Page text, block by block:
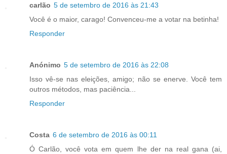
carlão 5 de setembro de 2016 às 21:43
Você é o maior, carago! Convenceu-me a votar na betinha!
Responder
Anónimo 5 de setembro de 2016 às 22:08
Isso vê-se nas eleições, amigo; não se enerve. Você tem
outros métodos, mas paciência...
Responder
Costa 6 de setembro de 2016 às 00:11
Ó Carlão, você vota em quem lhe der na real gana (ai,